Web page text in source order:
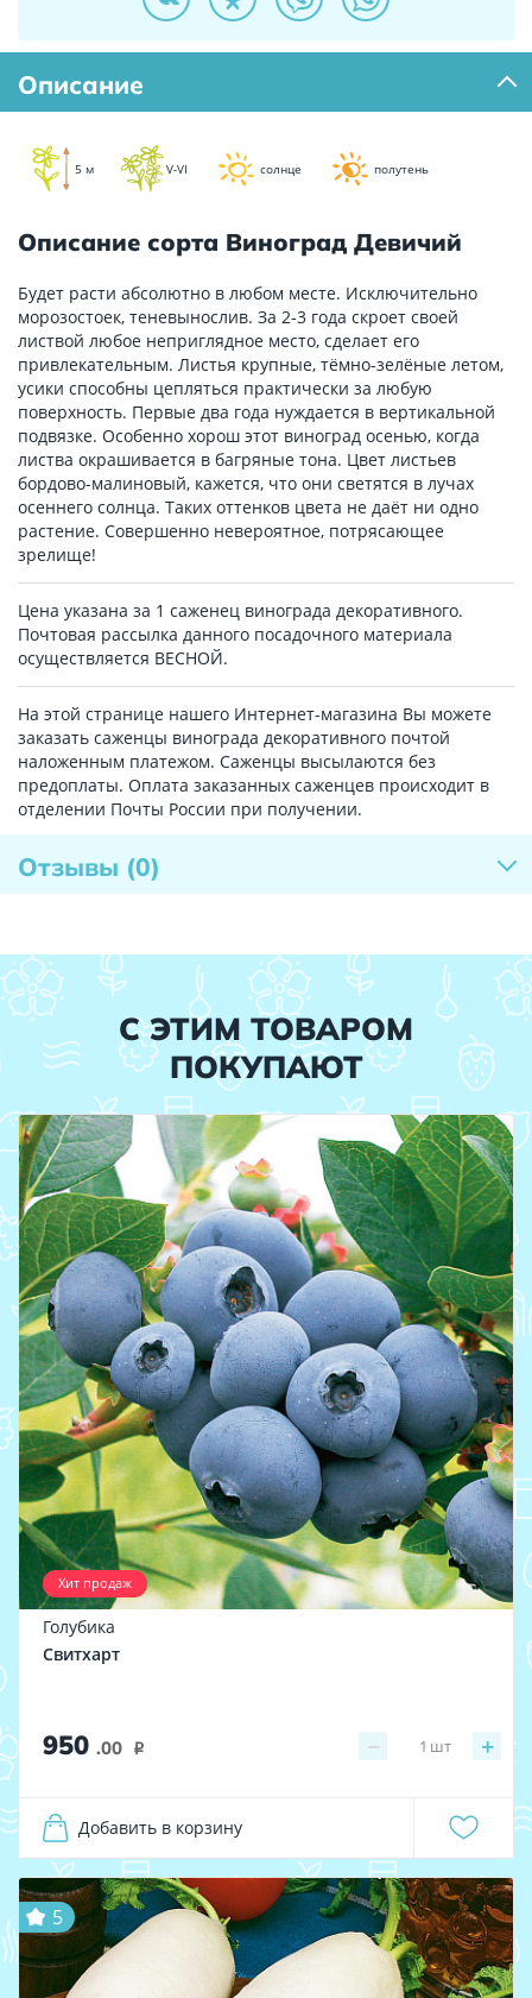
Описание
5 м V-VI солнце полутень
Описание сорта Виноград Девичий
Будет расти абсолютно в любом месте. Исключительно
морозостоек, теневынослив. За 2-3 года скроет своей
листвой любое неприглядное место, сделает его
привлекательным. Листья крупные, тёмно-зелёные летом,
усики способны цепляться практически за любую
поверхность. Первые два года нуждается в вертикальной
подвязке. Особенно хорош этот виноград осенью, когда
листва окрашивается в багряные тона. Цвет листьев
бордово-малиновый, кажется, что они светятся в лучах
осеннего солнца. Таких оттенков цвета не даёт ни одно
растение. Совершенно невероятное, потрясающее
зрелище!
Цена указана за 1 саженец винограда декоративного.
Почтовая рассылка данного посадочного материала
осуществляется ВЕСНОЙ.
На этой странице нашего Интернет-магазина Вы можете
заказать саженцы винограда декоративного почтой
наложенным платежом. Саженцы высылаются без
предоплаты. Оплата заказанных саженцев происходит в
отделении Почты России при получении.
Отзывы (0)
С ЭТИМ ТОВАРОМ
ПОКУПАЮТ
Хит продаж
Голубика
Свитхарт
950 .00 i − +
1 шт
Добавить в корзину
5